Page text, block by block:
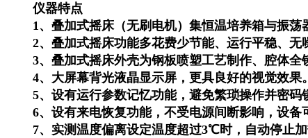
仪器特点
1、 叠加式摇床（无刷电机）集恒温培养箱与振荡
2、叠加式摇床功能多花费少节能、运行平稳、无
3、叠加式摇床外壳为钢板喷塑工艺制作、腔体全
4、大屏幕背光液晶显示屏，更具良好的视觉效果。
5、设有运行参数记忆功能，避免繁琐操作并密码
6、设有来电恢复功能，不受电源间断影响，设备
7、实测温度偏离设定温度超过3℃时，自动停止加